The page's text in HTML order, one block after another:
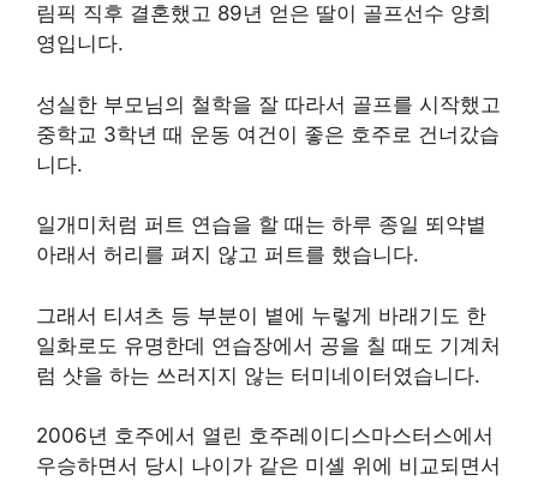
림픽 직후 결혼했고 89년 얻은 딸이 골프선수 양희
영입니다.
성실한 부모님의 철학을 잘 따라서 골프를 시작했고
중학교 3학년 때 운동 여건이 좋은 호주로 건너갔습
니다.
일개미처럼 퍼트 연습을 할 때는 하루 종일 뙤약볕
아래서 허리를 펴지 않고 퍼트를 했습니다.
그래서 티셔츠 등 부분이 볕에 누렇게 바래기도 한
일화로도 유명한데 연습장에서 공을 칠 때도 기계처
럼 샷을 하는 쓰러지지 않는 터미네이터였습니다.
2006년 호주에서 열린 호주레이디스마스터스에서
우승하면서 당시 나이가 같은 미셸 위에 비교되면서